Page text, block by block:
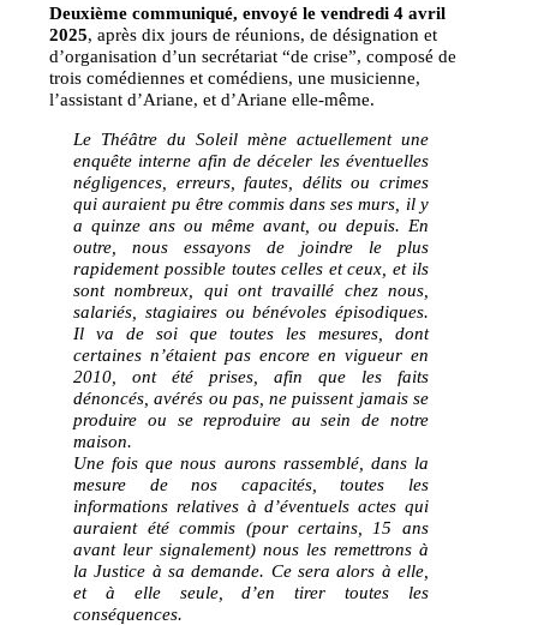
Deuxième communiqué, envoyé le vendredi 4 avril
2025, après dix jours de réunions, de désignation et
d’organisation d’un secrétariat “de crise”, composé de
trois comédiennes et comédiens, une musicienne,
l’assistant d’Ariane, et d’Ariane elle-même.
Le Théâtre du Soleil mène actuellement une
enquête interne afin de déceler les éventuelles
négligences, erreurs, fautes, délits ou crimes
qui auraient pu être commis dans ses murs, il y
a quinze ans ou même avant, ou depuis. En
outre, nous essayons de joindre le plus
rapidement possible toutes celles et ceux, et ils
sont nombreux, qui ont travaillé chez nous,
salariés, stagiaires ou bénévoles épisodiques.
Il va de soi que toutes les mesures, dont
certaines n’étaient pas encore en vigueur en
2010, ont été prises, afin que les faits
dénoncés, avérés ou pas, ne puissent jamais se
produire ou se reproduire au sein de notre
maison.
Une fois que nous aurons rassemblé, dans la
mesure de nos capacités, toutes les
informations relatives à d’éventuels actes qui
auraient été commis (pour certains, 15 ans
avant leur signalement) nous les remettrons à
la Justice à sa demande. Ce sera alors à elle,
et à elle seule, d’en tirer toutes les
conséquences.